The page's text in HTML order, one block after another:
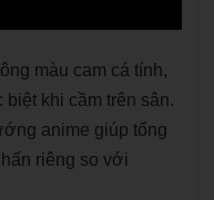
màu cam cá tính,
khi cầm trên sân.
anime giúp tổng
riêng so với